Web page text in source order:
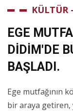
KÜLTÜR
EGE
DİDİM'DE
BAŞLADI.
Ege mutfağının
bir araya getiren,